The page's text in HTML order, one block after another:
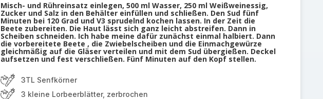
Misch- und Rühreinsatz einlegen, 500 ml Wasser, 250 ml Weißweinessig,
Zucker und Salz in den Behälter einfüllen und schließen. Den Sud fünf
Minuten bei 120 Grad und V3 sprudelnd kochen lassen. In der Zeit die
Beete zubereiten. Die Haut lässt sich ganz leicht abstreifen. Dann in
Scheiben schneiden. Ich habe meine dafür zunächst einmal halbiert. Dann
die vorbereitete Beete , die Zwiebelscheiben und die Einmachgewürze
gleichmäßig auf die Gläser verteilen und mit dem Sud übergießen. Deckel
aufsetzen und fest verschließen. Fünf Minuten auf den Kopf stellen.
3TL Senfkörner
3 kleine Lorbeerblätter, zerbrochen